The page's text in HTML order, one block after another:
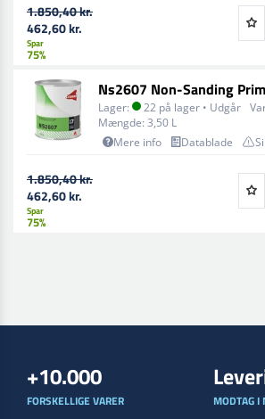
1.850,40 kr.
462,60 kr.
Spar
75%
Ns2607 Non-Sanding
Lager: 22 på lager • Udgår
Mængde: 3,50 L
Mere info
Datablade
1.850,40 kr.
462,60 kr.
Spar
75%
+10.000
FORSKELLIGE VARER MODTAG I